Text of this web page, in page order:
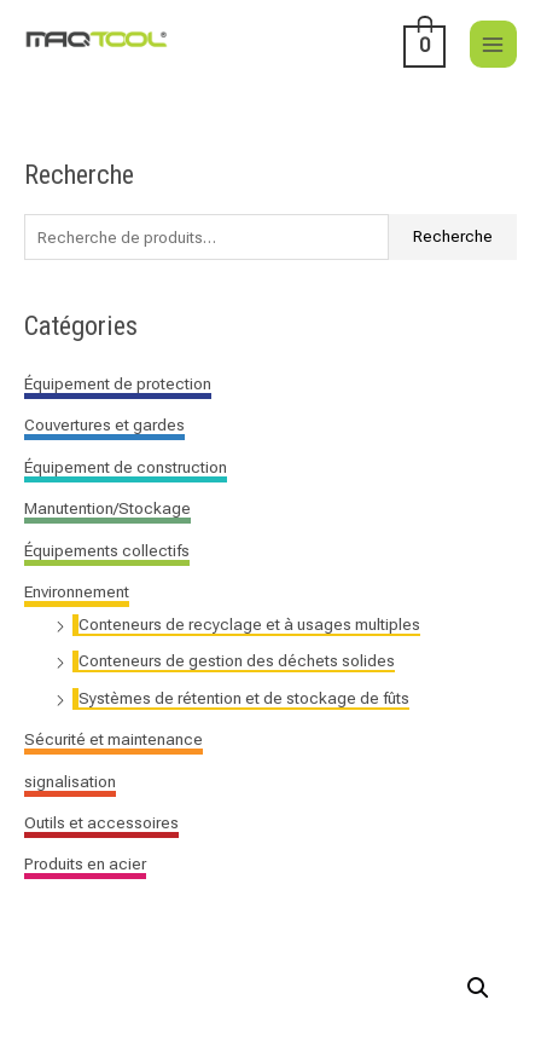
0
Recherche
R
r
h
e
p
u
r
Recherche
Catégories
Équipement de protection
Couvertures et gardes
Équipement de construction
Manutention/Stockage
Équipements collectifs
Environnement
Conteneurs de recyclage et à usages multiples
Conteneurs de gestion des déchets solides
Systèmes de rétention et de stockage de fûts
Sécurité et maintenance
signalisation
Outils et accessoires
Produits en acier